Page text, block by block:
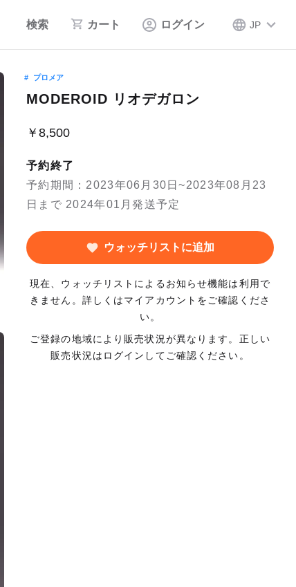
検索 カート ログイン JP
プロメア
MODEROID リオデガロン
￥8,500
予約終了
予約期間：2023年06月30日~2023年08月23
日まで 2024年01月発送予定
ウォッチリストに追加
現在、ウォッチリストによるお知らせ機能は利用で
きません。詳しくはマイアカウントをご確認くださ
い。
ご登録の地域により販売状況が異なります。正しい
販売状況はログインしてご確認ください。